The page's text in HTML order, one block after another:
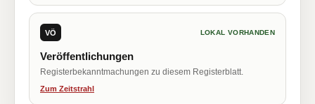
VÖ LOKAL VORHANDEN
Veröffentlichungen
Registerbekanntmachungen zu diesem Registerblatt.
Zum Zeitstrahl